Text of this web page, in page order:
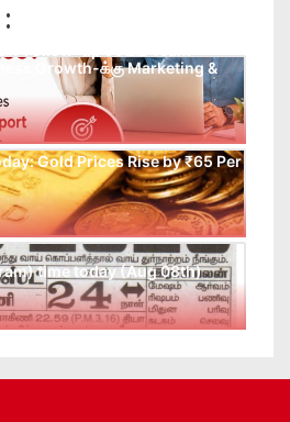
Growth-க்கு Marketing &
Gold Prices Rise by ₹65 Per
time today (Aug 08th)